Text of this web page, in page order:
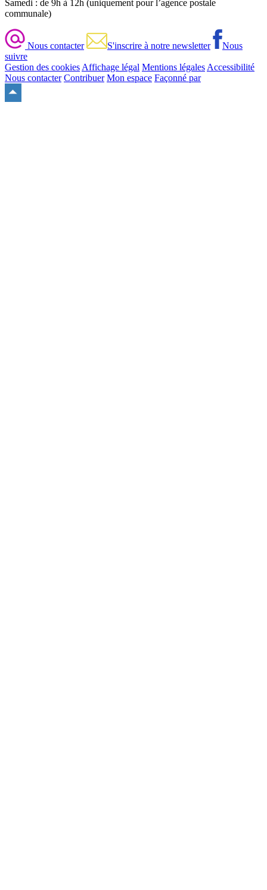
Samedi : de 9h à 12h (uniquement pour l’agence postale
communale)
Nous contacter S'inscrire à notre newsletter
Nous
suivre
Gestion des cookies Affichage légal Mentions légales Accessibilité
Nous contacter Contribuer Mon espace Façonné par